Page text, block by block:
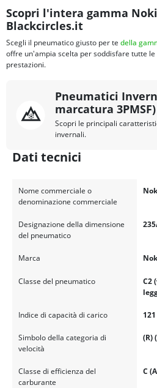
Scopri l'intera gamma
Blackcircles.it
Scegli il pneumatico giusto per te della
offre un'ampia scelta per soddisfare tutte
prestazioni.
Pneumatici
marcatura 3PMSF)
Scopri le principali
invernali.
Dati tecnici
Nome commerciale o
denominazione commerciale
Designazione della dimensione
del pneumatico
Marca
Classe del pneumatico
C2
Indice di capacità di carico 121
Simbolo della categoria di
velocità
(R)
Classe di efficienza del
carburante
C